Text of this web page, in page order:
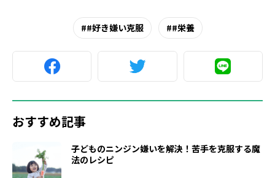
#好き嫌い克服 #栄養
おすすめ記事
子どものニンジン嫌いを解決！苦手を克服する魔
法のレシピ